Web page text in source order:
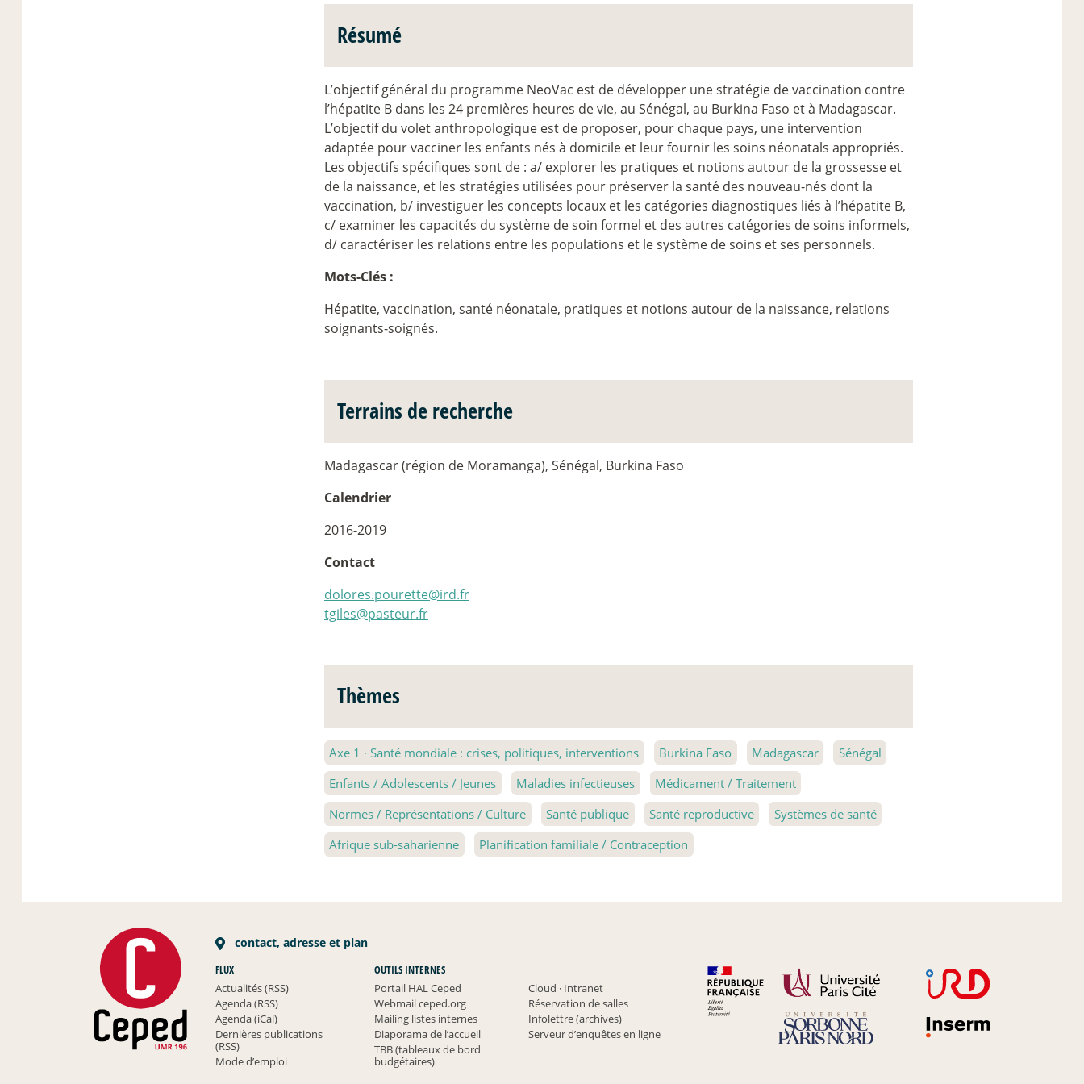
Résumé
L’objectif général du programme NeoVac est de développer une stratégie de vaccination contre
l’hépatite B dans les 24 premières heures de vie, au Sénégal, au Burkina Faso et à Madagascar.
L’objectif du volet anthropologique est de proposer, pour chaque pays, une intervention
adaptée pour vacciner les enfants nés à domicile et leur fournir les soins néonatals appropriés.
Les objectifs spécifiques sont de : a/ explorer les pratiques et notions autour de la grossesse et
de la naissance, et les stratégies utilisées pour préserver la santé des nouveau-nés dont la
vaccination, b/ investiguer les concepts locaux et les catégories diagnostiques liés à l’hépatite B,
c/ examiner les capacités du système de soin formel et des autres catégories de soins informels,
d/ caractériser les relations entre les populations et le système de soins et ses personnels.
Mots-Clés :
Hépatite, vaccination, santé néonatale, pratiques et notions autour de la naissance, relations
soignants-soignés.
Terrains de recherche
Madagascar (région de Moramanga), Sénégal, Burkina Faso
Calendrier
2016-2019
Contact
dolores.pourette@ird.fr
tgiles@pasteur.fr
Thèmes
Axe 1 · Santé mondiale : crises, politiques, interventions Burkina Faso Madagascar
Sénégal
Enfants / Adolescents / Jeunes
Maladies infectieuses
Médicament / Traitement
Normes / Représentations / Culture
Santé publique Santé reproductive
Systèmes de santé
Afrique sub-saharienne
Planification familiale / Contraception
contact, adresse et plan
FLUX
Actualités (RSS)
Agenda (RSS)
Agenda (iCal)
Dernières publications
(RSS)
Mode d’emploi
OUTILS INTERNES
Portail HAL Ceped
Cloud · Intranet
Webmail ceped.org
Réservation de salles
Mailing listes internes
Infolettre (archives)
Diaporama de l’accueil
Serveur d’enquêtes en ligne
TBB (tableaux de bord
budgétaires)